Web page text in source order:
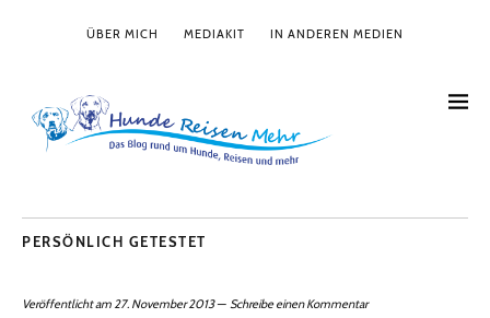
ÜBER MICH MEDIAKIT IN ANDEREN MEDIEN
PERSÖNLICH GETESTET
Veröffentlicht am 27. November 2013 Schreibe einen Kommentar